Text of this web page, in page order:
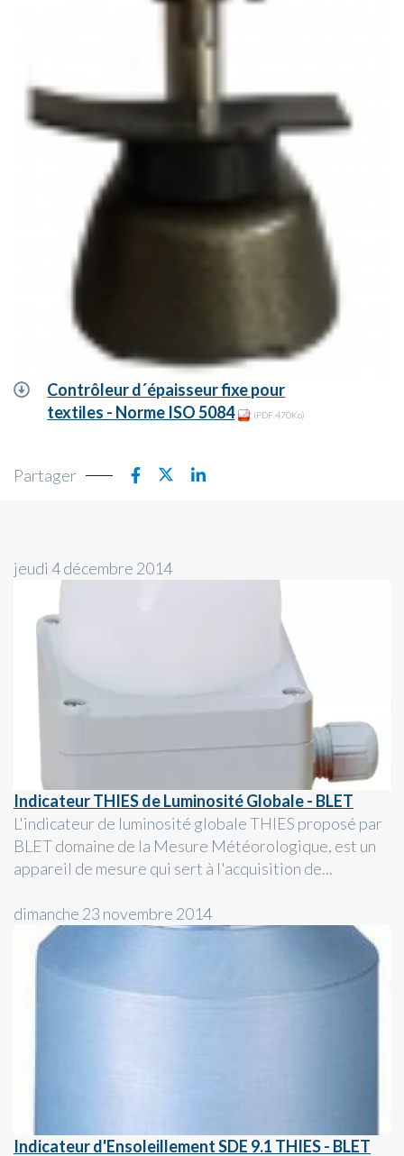
Contrôleur d´épaisseur fixe pour
textiles - Norme ISO 5084
(PDF 470Ko)
Partager
jeudi 4 décembre 2014
Indicateur THIES de Luminosité Globale - BLET
L'indicateur de luminosité globale THIES proposé par
BLET domaine de la Mesure Météorologique, est un
appareil de mesure qui sert à l'acquisition de...
dimanche 23 novembre 2014
Indicateur d'Ensoleillement SDE 9.1 THIES - BLET